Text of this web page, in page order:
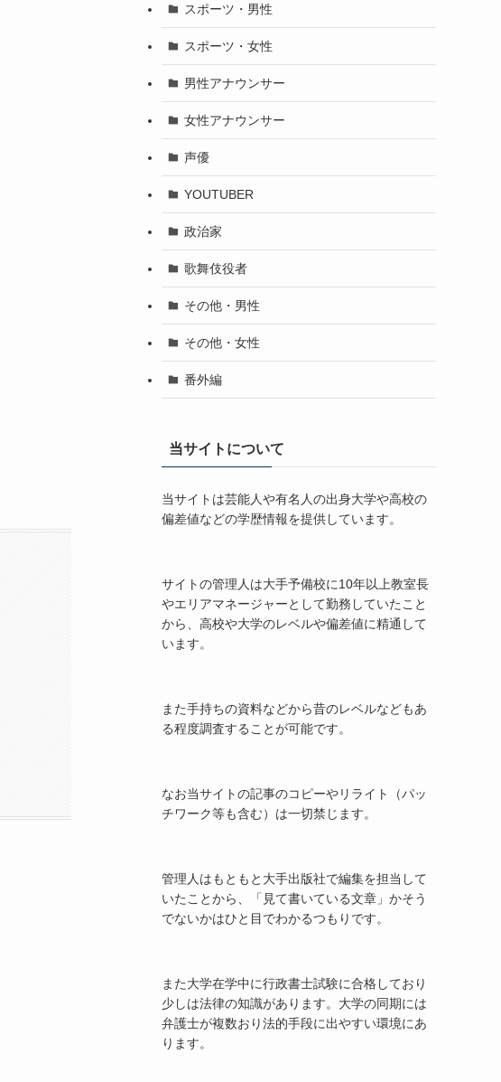
スポーツ・男性
スポーツ・女性
男性アナウンサー
女性アナウンサー
声優
YOUTUBER
政治家
歌舞伎役者
その他・男性
その他・女性
番外編
当サイトについて
当サイトは芸能人や有名人の出身大学や高校の
偏差値などの学歴情報を提供しています。
サイトの管理人は大手予備校に10年以上教室長
やエリアマネージャーとして勤務していたこと
から、高校や大学のレベルや偏差値に精通して
います。
また手持ちの資料などから昔のレベルなどもあ
る程度調査することが可能です。
なお当サイトの記事のコピーやリライト（パッ
チワーク等も含む）は一切禁じます。
管理人はもともと大手出版社で編集を担当して
いたことから、「見て書いている文章」かそう
でないかはひと目でわかるつもりです。
また大学在学中に行政書士試験に合格しており
少しは法律の知識があります。大学の同期には
弁護士が複数おり法的手段に出やすい環境にあ
ります。